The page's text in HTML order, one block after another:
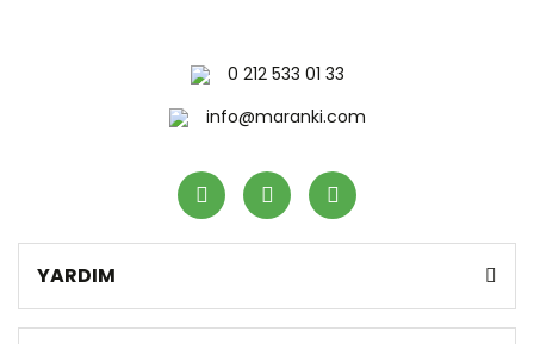
0 212 533 01 33
info@maranki.com
YARDIM